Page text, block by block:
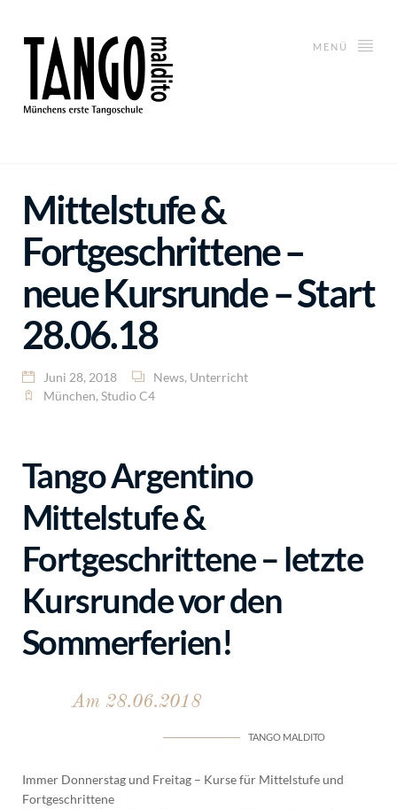
MENÜ
Mittelstufe &
Fortgeschrittene –
neue Kursrunde – Start
28.06.18
Juni 28, 2018 News, Unterricht
München, Studio C4
Tango Argentino
Mittelstufe &
Fortgeschrittene – letzte
Kursrunde vor den
Sommerferien!
Am 28.06.2018
TANGO MALDITO
Immer Donnerstag und Freitag – Kurse für Mittelstufe und
Fortgeschrittene